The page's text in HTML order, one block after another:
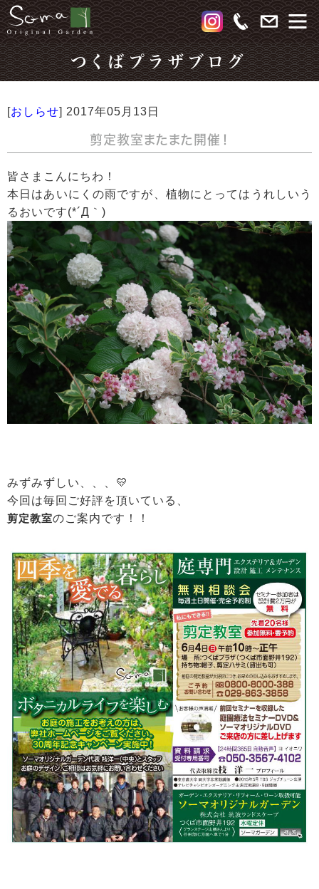
つくばプラザブログ
[おしらせ] 2017年05月13日
剪定教室またまた開催！
皆さまこんにちわ！
本日はあいにくの雨ですが、植物にとってはうれしいう
るおいです(*´Д｀)
みずみずしい、、、💛
今回は毎回ご好評を頂いている、
剪定教室のご案内です！！